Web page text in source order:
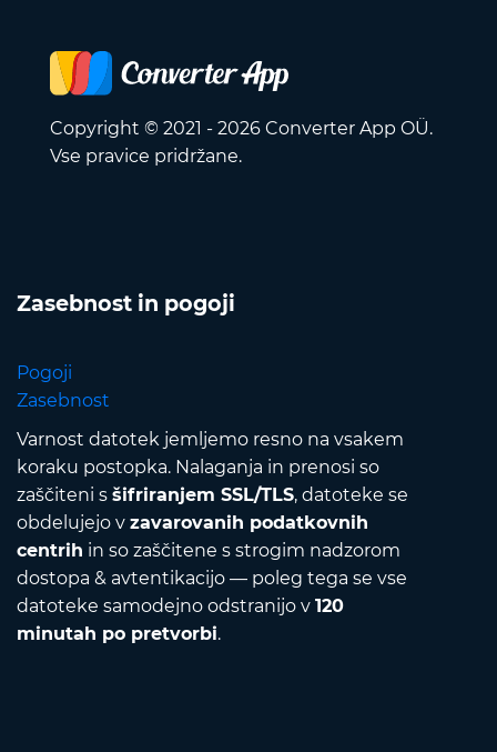
Copyright © 2021 - 2026 Converter App OÜ.
Vse pravice pridržane.
Zasebnost in pogoji
Pogoji
Zasebnost
Varnost datotek jemljemo resno na vsakem
koraku postopka. Nalaganja in prenosi so
zaščiteni s šifriranjem SSL/TLS, datoteke se
obdelujejo v zavarovanih podatkovnih
centrih in so zaščitene s strogim nadzorom
dostopa & avtentikacijo — poleg tega se vse
datoteke samodejno odstranijo v 120
minutah po pretvorbi.